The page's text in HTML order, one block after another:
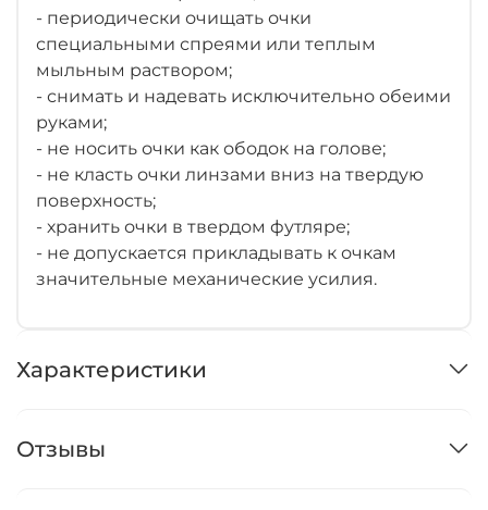
- периодически очищать очки
специальными спреями или теплым
мыльным раствором;
- снимать и надевать исключительно обеими
руками;
- не носить очки как ободок на голове;
- не класть очки линзами вниз на твердую
поверхность;
- хранить очки в твердом футляре;
- не допускается прикладывать к очкам
значительные механические усилия.
Характеристики
Отзывы